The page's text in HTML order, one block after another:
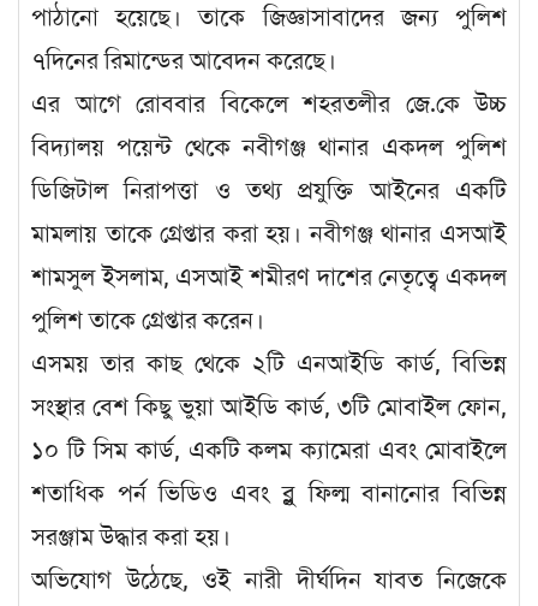
পাঠানো হয়েছে। তাকে জিজ্ঞাসাবাদের জন্য পুলিশ
৭দিনের রিমান্ডের আবেদন করেছে।
এর আগে রোববার বিকেলে শহরতলীর জে.কে উচ্চ
বিদ্যালয় পয়েন্ট থেকে নবীগঞ্জ থানার একদল পুলিশ
ডিজিটাল নিরাপত্তা ও তথ্য প্রযুক্তি আইনের একটি
মামলায় তাকে গ্রেপ্তার করা হয়। নবীগঞ্জ থানার এসআই
শামসুল ইসলাম, এসআই শমীরণ দাশের নেতৃত্বে একদল
পুলিশ তাকে গ্রেপ্তার করেন।
এসময় তার কাছ থেকে ২টি এনআইডি কার্ড, বিভিন্ন
সংস্থার বেশ কিছু ভুয়া আইডি কার্ড, ৩টি মোবাইল ফোন,
১০ টি সিম কার্ড, একটি কলম ক্যামেরা এবং মোবাইলে
শতাধিক পর্ন ভিডিও এবং ব্লু ফিল্ম বানানোর বিভিন্ন
সরঞ্জাম উদ্ধার করা হয়।
অভিযোগ উঠেছে, ওই নারী দীর্ঘদিন যাবত নিজেকে